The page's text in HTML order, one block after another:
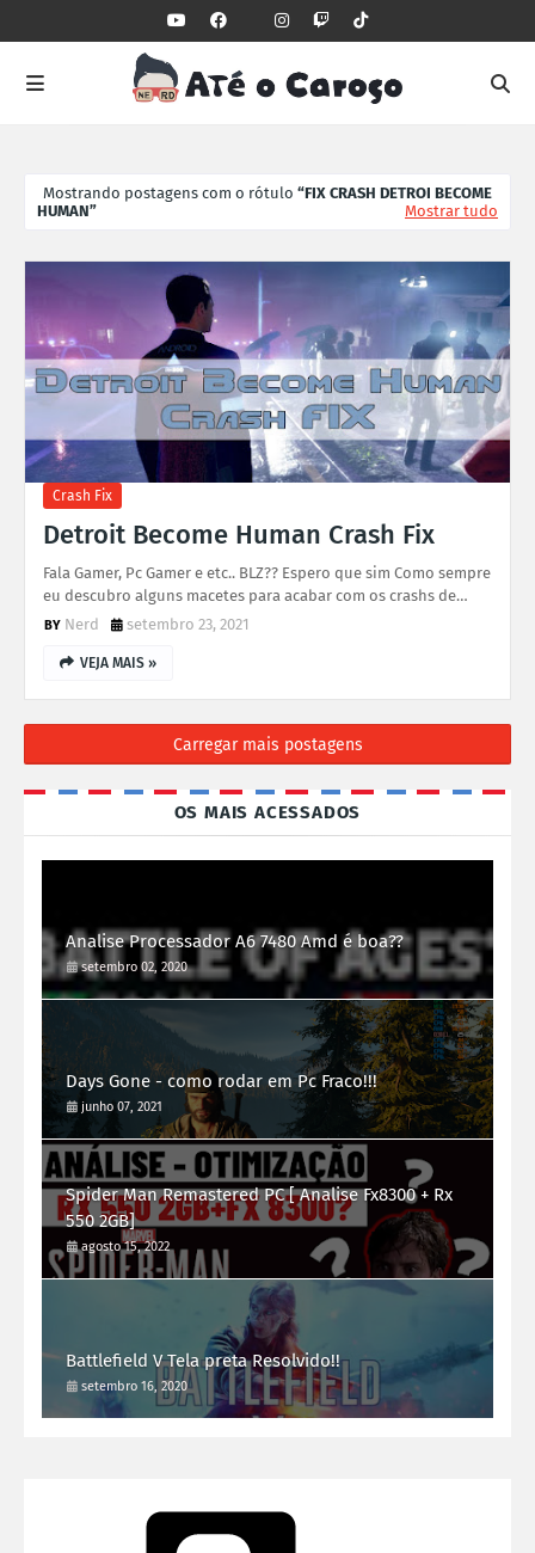
Mostrando postagens com o rótulo
FIX CRASH DETROI BECOME
HUMAN
Mostrar tudo
Crash Fix
Detroit Become Human Crash Fix
Fala Gamer, Pc Gamer e etc.. BLZ?? Espero que sim Como sempre
eu descubro alguns macetes para acabar com os crashs de…
Nerd
setembro 23, 2021
VEJA MAIS »
Carregar mais postagens
OS MAIS ACESSADOS
Analise Processador A6 7480 Amd é boa??
setembro 02, 2020
Days Gone - como rodar em Pc Fraco!!!
junho 07, 2021
Spider Man Remastered PC [ Analise Fx8300 + Rx
550 2GB]
agosto 15, 2022
Battlefield V Tela preta Resolvido!!
setembro 16, 2020